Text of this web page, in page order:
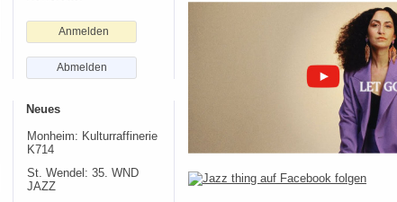
Anmelden
Abmelden
Neues
Monheim: Kulturraffinerie
K714
St. Wendel: 35. WND
JAZZ